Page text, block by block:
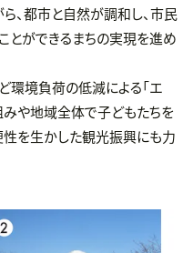
、都市と自然が調和し、市民
とができるまちの実現を進め
境負荷の低減による「エ
みや地域全体で子どもたちを
を生かした観光振興にも力